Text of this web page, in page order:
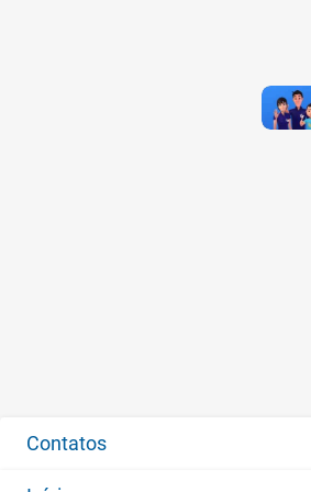
Contatos